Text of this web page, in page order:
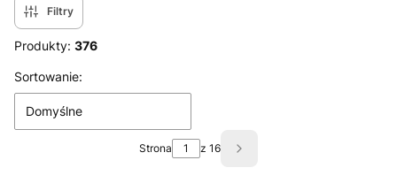
Filtry
Produkty: 376
Lista produktów
Sortowanie:
Domyślne
Strona z 16 Następne produkty